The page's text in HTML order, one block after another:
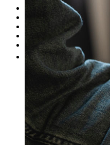
Le nostre offerte
I nostri brand
Vendi un'auto
Altro